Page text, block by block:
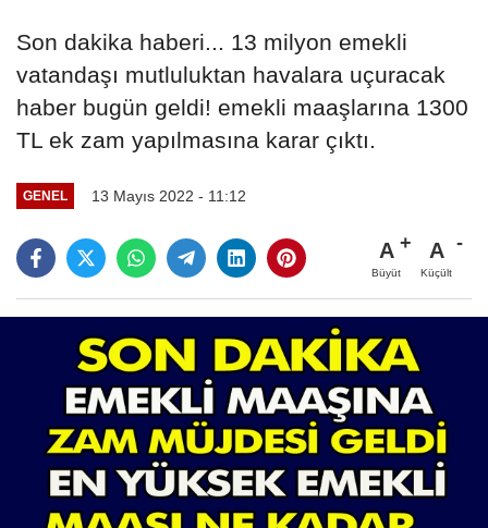
Son dakika haberi... 13 milyon emekli
vatandaşı mutluluktan havalara uçuracak
haber bugün geldi! emekli maaşlarına 1300
TL ek zam yapılmasına karar çıktı.
GENEL 13 Mayıs 2022 - 11:12
A
Büyüt
A
Küçült